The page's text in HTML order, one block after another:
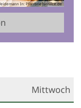
In: Pfarrbriefservice.de
Mittwoch